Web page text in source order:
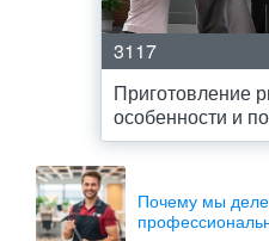
3117
Приготовление
особенности и
Почему мы